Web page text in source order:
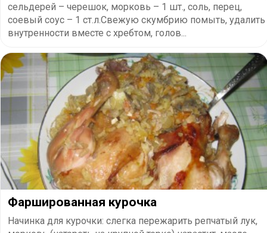
сельдерей – черешок, морковь – 1 шт., соль, перец,
соевый соус – 1 ст.л.Свежую скумбрию помыть, удалить
внутренности вместе с хребтом, голов...
Фаршированная курочка
Начинка для курочки: слегка пережарить репчатый лук,